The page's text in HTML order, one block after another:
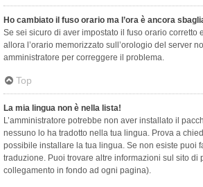
Ho cambiato il fuso orario ma l’ora è ancora
Se sei sicuro di aver impostato il fuso orario corretto
allora l’orario memorizzato sull’orologio del server
amministratore per correggere il problema.
Top
La mia lingua non è nella lista!
L’amministratore potrebbe non aver installato il
nessuno lo ha tradotto nella tua lingua. Prova a
possibile installare la tua lingua. Se non esiste puoi
traduzione. Puoi trovare altre informazioni sul sito di
collegamento in fondo ad ogni pagina).